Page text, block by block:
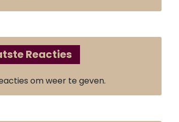
Reacties
om weer te geven.